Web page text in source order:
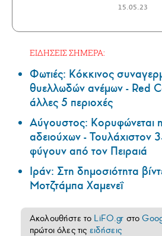
15.05.23
ΕΙΔΗΣΕΙΣ ΣΗΜΕΡΑ:
Φωτιές: Κόκκινος
θυελλωδών ανέμων - Red
άλλες 5 περιοχές
Αύγουστος: Κορυφώνεται
αδειούχων - Τουλάχιστον
φύγουν από τον Πειραιά
Ιράν: Στη δημοσιότητα
Μοτζτάμπα Χαμενεΐ
Ακολουθήστε το LiFO.gr στο
πρώτοι όλες τις ειδήσεις